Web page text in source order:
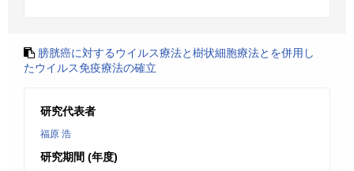
膀胱癌に対するウイルス療法と樹状細胞療法とを併用し
たウイルス免疫療法の確立
研究代表者
福原 浩
研究期間 (年度)